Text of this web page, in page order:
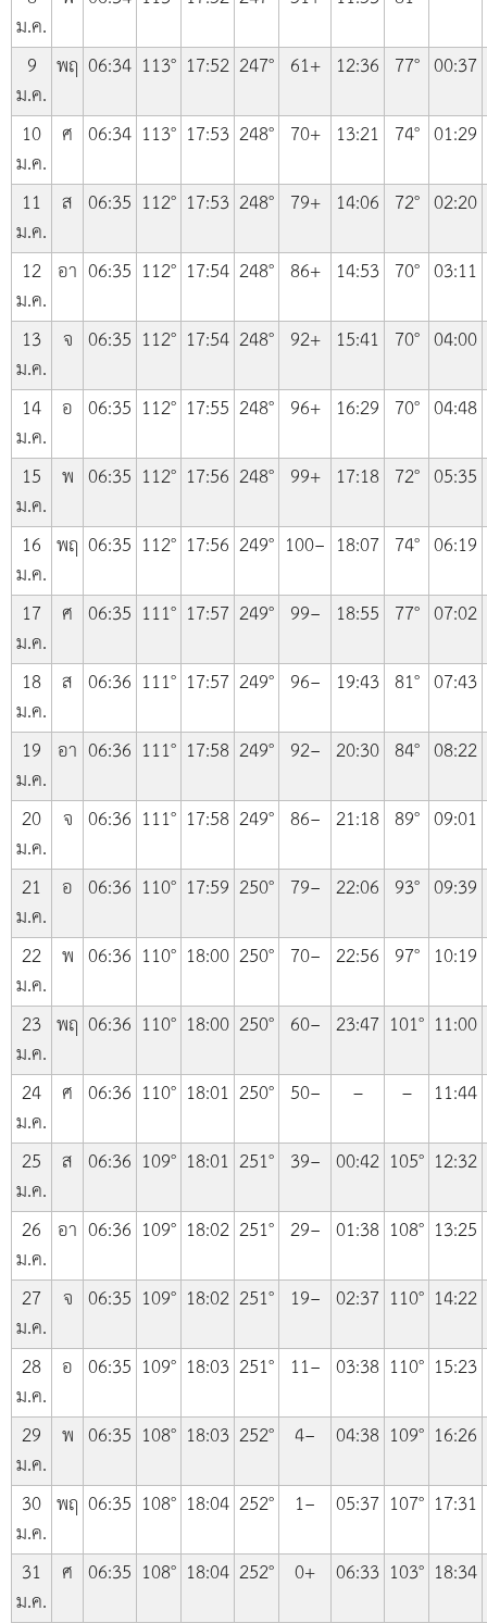
ม.ค.
9
ม.ค.
พฤ 06:34 113° 17:52 247° 61+ 12:36 77° 00:37
10
ม.ค.
ศ 06:34 113° 17:53 248° 70+ 13:21 74° 01:29
11
ม.ค.
ส 06:35 112° 17:53 248° 79+ 14:06 72° 02:20
12
ม.ค.
อา 06:35 112° 17:54 248° 86+ 14:53 70° 03:11
13
ม.ค.
จ 06:35 112° 17:54 248° 92+ 15:41 70° 04:00
14
ม.ค.
อ 06:35 112° 17:55 248° 96+ 16:29 70° 04:48
15
ม.ค.
พ 06:35 112° 17:56 248° 99+ 17:18 72° 05:35
16
ม.ค.
พฤ 06:35 112° 17:56 249° 100− 18:07 74° 06:19
17
ม.ค.
ศ 06:35 111° 17:57 249° 99− 18:55 77° 07:02
18
ม.ค.
ส 06:36 111° 17:57 249° 96− 19:43 81° 07:43
19
ม.ค.
อา 06:36 111° 17:58 249° 92− 20:30 84° 08:22
20
ม.ค.
จ 06:36 111° 17:58 249° 86− 21:18 89° 09:01
21
ม.ค.
อ 06:36 110° 17:59 250° 79− 22:06 93° 09:39
22
ม.ค.
พ 06:36 110° 18:00 250° 70− 22:56 97° 10:19
23
ม.ค.
พฤ 06:36 110° 18:00 250° 60− 23:47 101° 11:00
24
ม.ค.
ศ 06:36 110° 18:01 250° 50− – –
11:44
25
ม.ค.
ส 06:36 109° 18:01 251° 39− 00:42 105° 12:32
26
ม.ค.
อา 06:36 109° 18:02 251° 29− 01:38 108° 13:25
27
ม.ค.
จ 06:35 109° 18:02 251° 19− 02:37 110° 14:22
28
ม.ค.
อ 06:35 109° 18:03 251° 11− 03:38 110° 15:23
29
ม.ค.
พ 06:35 108° 18:03 252° 4− 04:38 109° 16:26
30
ม.ค.
พฤ 06:35 108° 18:04 252° 1− 05:37 107° 17:31
31
ม.ค.
ศ 06:35 108° 18:04 252° 0+ 06:33 103° 18:34